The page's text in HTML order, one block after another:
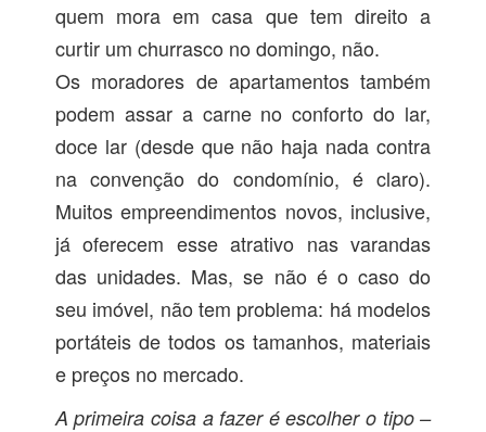
quem mora em casa que tem direito a
curtir um churrasco no domingo, não.
Os moradores de apartamentos também
podem assar a carne no conforto do lar,
doce lar (desde que não haja nada contra
na convenção do condomínio, é claro).
Muitos empreendimentos novos, inclusive,
já oferecem esse atrativo nas varandas
das unidades. Mas, se não é o caso do
seu imóvel, não tem problema: há modelos
portáteis de todos os tamanhos, materiais
e preços no mercado.
A primeira coisa a fazer é escolher o tipo –